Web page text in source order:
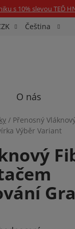
s 10% slevou TEĎ
Neony
Čeština
O nás
/ Přenosný
Výběr Variant